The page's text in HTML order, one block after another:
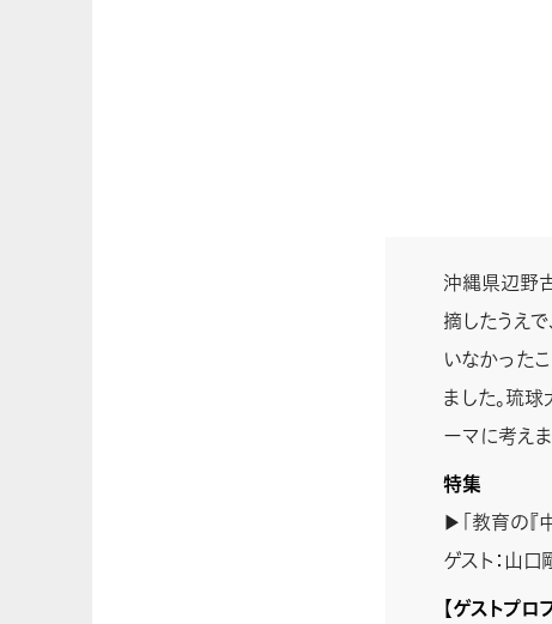
沖縄県辺野
摘したうえ
いなかった
ました。琉
ーマに考えま
特集
▶「教育の『
ゲスト：山
【ゲストプロ